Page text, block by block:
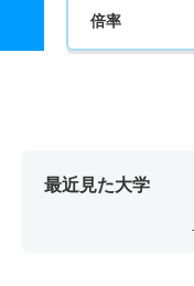
倍率
最近見た大学